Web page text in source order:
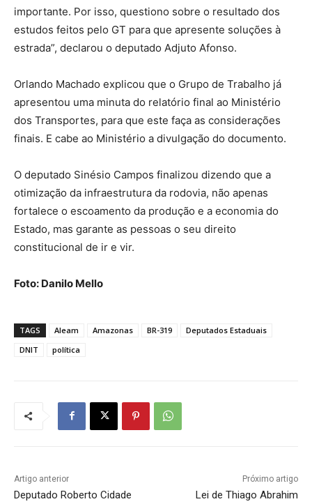
importante. Por isso, questiono sobre o resultado dos
estudos feitos pelo GT para que apresente soluções à
estrada”, declarou o deputado Adjuto Afonso.
Orlando Machado explicou que o Grupo de Trabalho já
apresentou uma minuta do relatório final ao Ministério
dos Transportes, para que este faça as considerações
finais. E cabe ao Ministério a divulgação do documento.
O deputado Sinésio Campos finalizou dizendo que a
otimização da infraestrutura da rodovia, não apenas
fortalece o escoamento da produção e a economia do
Estado, mas garante as pessoas o seu direito
constitucional de ir e vir.
Foto: Danilo Mello
TAGS Aleam Amazonas BR-319
Deputados Estaduais
DNIT
política
Artigo anterior
Deputado Roberto Cidade
Próximo artigo
Lei de Thiago Abrahim